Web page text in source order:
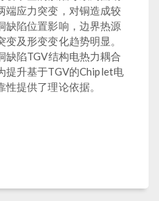
端应力突变，对铜造成较
缺陷位置影响，边界热源
及形变变化趋势明显。
缺陷TGV结构电热力耦合
提升基于TGV的Chiplet电
提供了理论依据。